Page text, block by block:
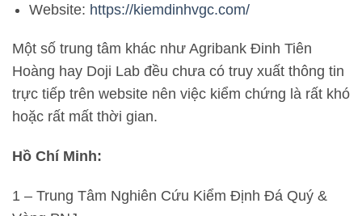
Website: https://kiemdinhvgc.com/
Một số trung tâm khác như Agribank Đinh Tiên
Hoàng hay Doji Lab đều chưa có truy xuất thông tin
trực tiếp trên website nên việc kiểm chứng là rất khó
hoặc rất mất thời gian.
Hồ Chí Minh:
1 – Trung Tâm Nghiên Cứu Kiểm Định Đá Quý &